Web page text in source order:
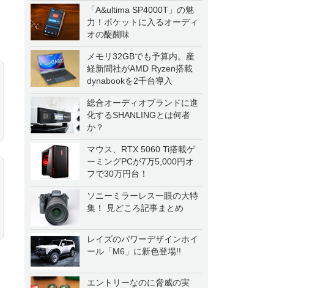
「A&ultima SP4000T」の魅
力！ポケットに入るオーディ
オの醍醐味
メモリ32GBでも予算内。産
経新聞社がAMD Ryzen搭載
dynabookを2千台導入
総合オーディオブランドに進
化するSHANLINGとは何者
か？
マウス、RTX 5060 Ti搭載ゲ
ーミングPCが7万5,000円オ
フで30万円台！
ソニーミラーレス一眼の大特
集！ 見どころ記事まとめ
レイズのパワーデザインホイ
ール「M6」に新色登場!!
エントリーなのに脅威の実